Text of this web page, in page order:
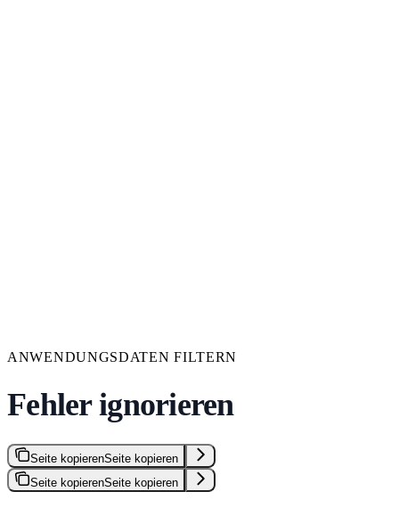
ANWENDUNGSDATEN FILTERN
Fehler ignorieren
Seite kopierenSeite kopieren
Seite kopierenSeite kopieren